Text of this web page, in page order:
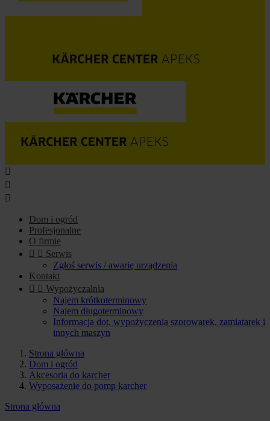



Dom i ogród
Profesjonalne
O firmie
  Serwis
Zgłoś serwis / awarię urządzenia
Kontakt
  Wypożyczalnia
Najem krótkoterminowy
Najem długoterminowy
Informacja dot. wypożyczenia szorowarek, zamiatarek i
innych maszyn
Strona główna
Dom i ogród
Akcesoria do karcher
Wyposażenie do pomp karcher
Strona główna